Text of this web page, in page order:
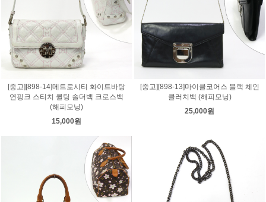
[중고][898-14]메트로시티 화이트바탕
연핑크 스티치 퀼팅 솔더백 크로스백
(해피모닝)
15,000원
[중고][898-13]마이클코어스 블랙 체인
클러치백 (해피모닝)
25,000원